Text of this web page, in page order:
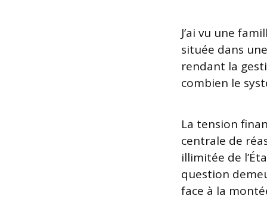
J’ai vu une
située dans
rendant la
combien le
La tension
centrale de
illimitée de
question
face à la